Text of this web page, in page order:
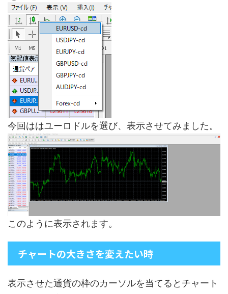
今回ははユーロドルを選び、表示させてみました。
このように表示されます。
チャートの大きさを変えたい時
表示させた通貨の枠のカーソルを当てるとチャート